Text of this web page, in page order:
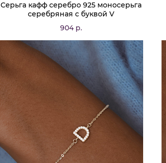
Серьга кафф серебро 925 моносерьга
серебряная с буквой V
904 р.